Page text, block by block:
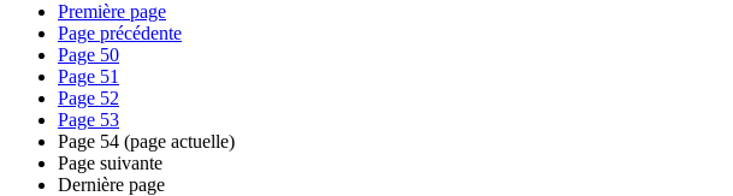
Première page
Page précédente
Page 50
Page 51
Page 52
Page 53
Page 54 (page actuelle)
Page suivante
Dernière page